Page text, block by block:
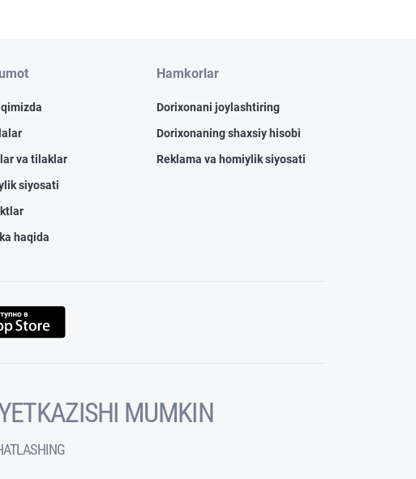
va tilaklar
siyosati
haqida
Hamkorlar
Dorixonani joylashtiring
Dorixonaning shaxsiy hisobi
Reklama va homiylik siyosati
YETKAZISHI MUMKIN